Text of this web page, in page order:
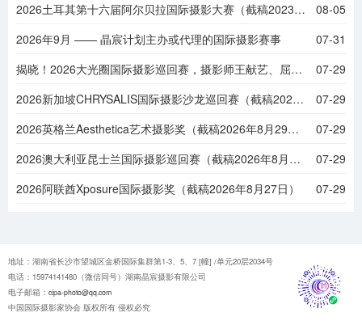
2026土耳其第十六届阿尔贝拉国际摄影大赛（截稿2023年9月1日）
08-05
2026年9月 —— 晶宸计划主办或代理的国际摄影赛事
07-31
揭晓！2026大光圈国际摄影巡回赛，摄影师王献艺、屈鹏程等摘金
07-29
2026新加坡CHRYSALIS国际摄影沙龙巡回赛（截稿2026年8月31日）
07-29
2026英格兰Aesthetica艺术摄影奖（截稿2026年8月29日）
07-29
2026澳大利亚昆士兰国际摄影巡回赛（截稿2026年8月28日）
07-29
2026阿联酋Xposure国际摄影奖（截稿2026年8月27日）
07-29
地址：湖南省长沙市望城区金桥国际集群第1-3、5、7 [幢] /单元20层2034号
电话：15974141480（微信同号）湖南晶宸摄影有限公司
电子邮箱： cipa-photo@qq.com
中国国际摄影家协会 版权所有 侵权必究